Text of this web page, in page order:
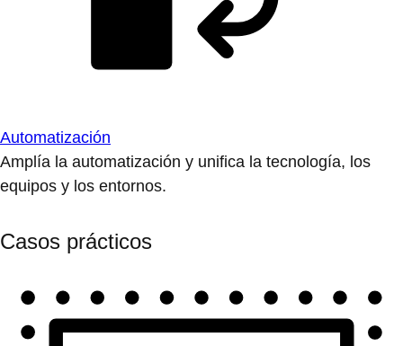
Automatización
Amplía la automatización y unifica la tecnología, los
equipos y los entornos.
Casos prácticos